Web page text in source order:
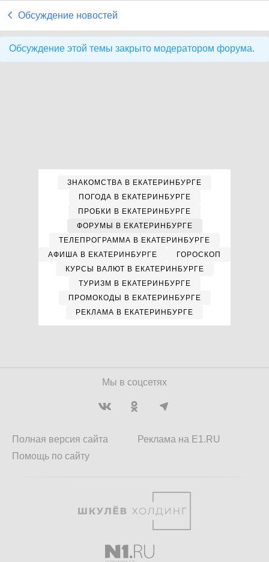
Обсуждение новостей
Обсуждение этой темы закрыто модератором форума.
ЗНАКОМСТВА В ЕКАТЕРИНБУРГЕ
ПОГОДА В ЕКАТЕРИНБУРГЕ
ПРОБКИ В ЕКАТЕРИНБУРГЕ
ФОРУМЫ В ЕКАТЕРИНБУРГЕ
ТЕЛЕПРОГРАММА В ЕКАТЕРИНБУРГЕ
АФИША В ЕКАТЕРИНБУРГЕ
ГОРОСКОП
КУРСЫ ВАЛЮТ В ЕКАТЕРИНБУРГЕ
ТУРИЗМ В ЕКАТЕРИНБУРГЕ
ПРОМОКОДЫ В ЕКАТЕРИНБУРГЕ
РЕКЛАМА В ЕКАТЕРИНБУРГЕ
Мы в соцсетях
Полная версия сайта
Помощь по сайту
Реклама на E1.RU